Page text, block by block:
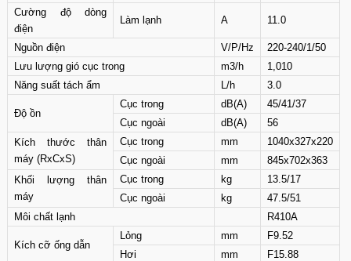
Cường độ dòng
điện
Làm lạnh A 11.0
Nguồn điện V/P/Hz
220-240/1/50
Lưu lượng gió cục trong
m3/h
1,010
Năng suất tách ẩm
L/h 3.0
Độ ồn
Cục trong dB(A)
45/41/37
Cục ngoài
dB(A)
56
Kích thước thân
máy (RxCxS)
Cục trong mm
1040x327x220
Cục ngoài
mm
845x702x363
Khối lượng thân
máy
Cục trong kg
13.5/17
Cục ngoài
kg
47.5/51
Môi chất lạnh
R410A
Kích cỡ ống dẫn
Lỏng mm
F9.52
Hơi
mm F15.88